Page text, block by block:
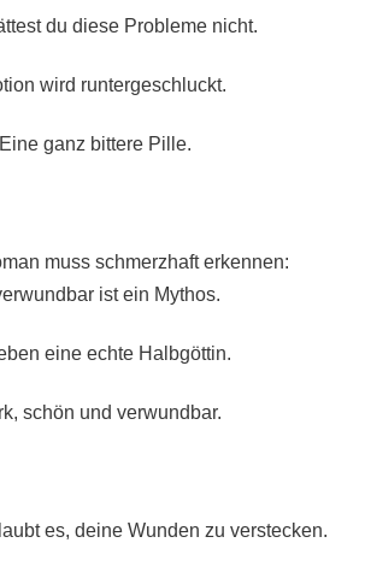
du diese Probleme nicht.
wird runtergeschluckt.
Eine ganz bittere Pille.
muss schmerzhaft erkennen:
ist ein Mythos.
eine echte Halbgöttin.
schön und verwundbar.
es, deine Wunden zu verstecken.